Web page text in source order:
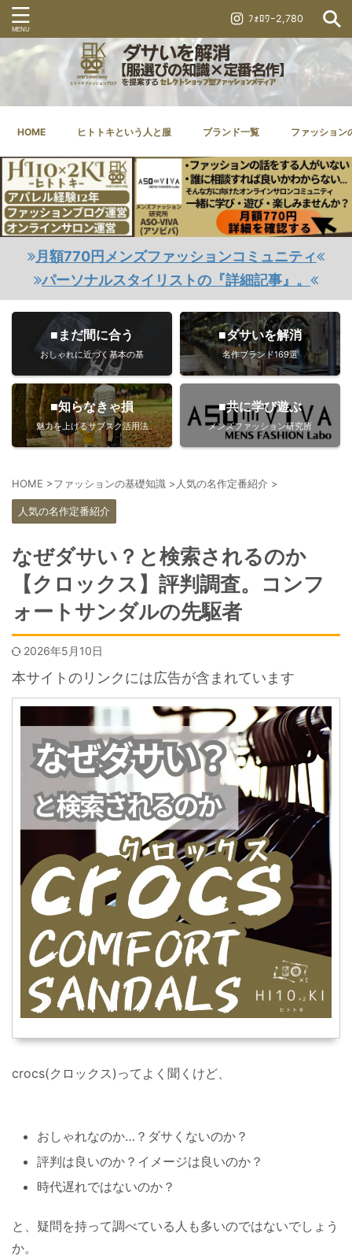
ﾌｫﾛﾜｰ2,780
HOME ヒトトキという人と服 ブランド一覧 ファッション
月額770円メンズファッションコミュニティ
パーソナルスタイリストの『詳細記事』。
■まだ間に合う
おしゃれに近づく基本の基
■ダサいを解消
名作ブランド169選
■知らなきゃ損
魅力を上げるサブスク活用法
■共に学び遊ぶ
メンズファッション研究所
HOME >ファッションの基礎知識 > 人気の名作定番紹介 >
人気の名作定番紹介
なぜダサい？と検索されるのか
【クロックス】評判調査。コンフ
ォートサンダルの先駆者
2026年5月10日
本サイトのリンクには広告が含まれています
crocs(クロックス)ってよく聞くけど、
おしゃれなのか…？ダサくないのか？
評判は良いのか？イメージは良いのか？
時代遅れではないのか？
と、疑問を持って調べている人も多いのではないでしょう
か。